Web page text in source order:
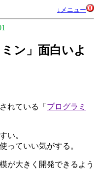
↓メニュー
ン」面白いよ
れている「 プログラミ
い。
っていい気がする。
が大きく開発できるよう